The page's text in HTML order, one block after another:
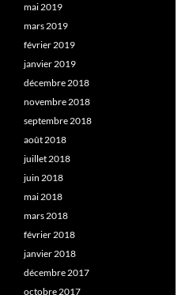
mai 2019
mars 2019
février 2019
janvier 2019
décembre 2018
novembre 2018
septembre 2018
août 2018
juillet 2018
juin 2018
mai 2018
mars 2018
février 2018
janvier 2018
décembre 2017
octobre 2017